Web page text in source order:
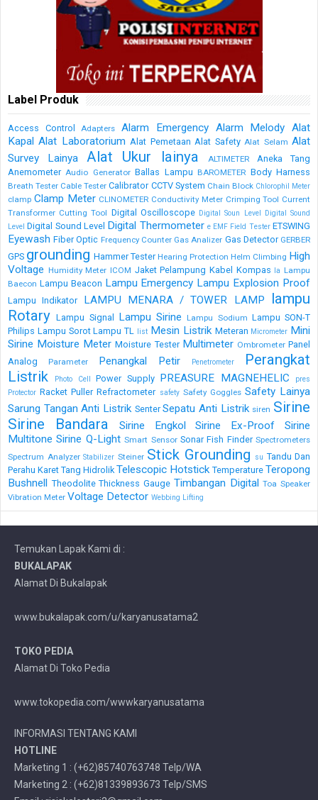
Label Produk
Access Control Adapters Alarm Emergency Alarm Melody Alat
Kapal Alat Laboratorium Alat Pemetaan Alat Safety Alat Selam Alat
Survey Lainya
Alat Ukur lainya ALTIMETER
Aneka Tang
Anemometer Audio Generator Ballas Lampu BAROMETER Body Harness
Breath Tester Cable Tester Calibrator CCTV System Chain Block Chlorophil Meter
clamp Clamp Meter CLINOMETER Conductivity Meter Crimping Tool Current
Transformer Cutting Tool Digital Oscilloscope Digital Soun Level Digital Sound
Level Digital Sound Level Digital Thermometer e EMF Field Tester ETSWING
Eyewash Fiber Optic Frequency Counter Gas Analizer Gas Detector GERBER
GPS grounding Hammer Tester Hearing Protection Helm Climbing High
Voltage Humidity Meter ICOM Jaket Pelampung Kabel Kompas la Lampu
Baecon Lampu Beacon Lampu Emergency Lampu Explosion Proof
Lampu Indikator LAMPU MENARA / TOWER LAMP
lampu
Rotary Lampu Signal Lampu Sirine Lampu Sodium Lampu SON-T
Philips Lampu Sorot Lampu TL list Mesin Listrik Meteran Micrometer Mini
Sirine Moisture Meter Moisture Tester Multimeter Ombrometer Panel
Analog
Parameter Penangkal Petir Penetrometer
Perangkat
Listrik
Photo Cell Power Supply PREASURE MAGNEHELIC
pres
Protector Racket Puller Refractometer safety Safety Goggles Safety Lainya
Sarung Tangan Anti Listrik Senter Sepatu Anti Listrik siren Sirine
Sirine Bandara
Sirine Engkol Sirine Ex-Proof
Sirine
Multitone Sirine Q-Light Smart Sensor Sonar Fish Finder Spectrometers
Spectrum Analyzer Stabilizer Steiner Stick Grounding su Tandu Dan
Perahu Karet Tang Hidrolik Telescopic Hotstick Temperature Teropong
Bushnell Theodolite Thickness Gauge Timbangan Digital Toa Speaker
Vibration Meter Voltage Detector Webbing Lifting
Temukan Lapak Kami di :
BUKALAPAK
Alamat Di Bukalapak
www.bukalapak.com/u/karyanusatama2
TOKO PEDIA
Alamat Di Toko Pedia
www.tokopedia.com/wwwkaryanusatama
INFORMASI TENTANG KAMI
HOTLINE
Marketing 1 : (+62)85740763748 Telp/WA
Marketing 2 : (+62)81339893673 Telp/SMS